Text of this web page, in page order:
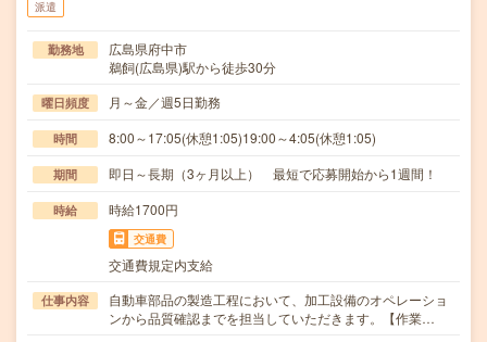
派遣
勤務地
広島県府中市
鵜飼(広島県)駅から徒歩30分
曜日頻度 月～金／週5日勤務
時間 8:00～17:05(休憩1:05)19:00～4:05(休憩1:05)
期間 即日～長期（3ヶ月以上） 最短で応募開始から1週間！
時給 時給1700円
交通費
交通費規定内支給
仕事内容
自動車部品の製造工程において、加工設備のオペレーショ
ンから品質確認までを担当していただきます。【作業…